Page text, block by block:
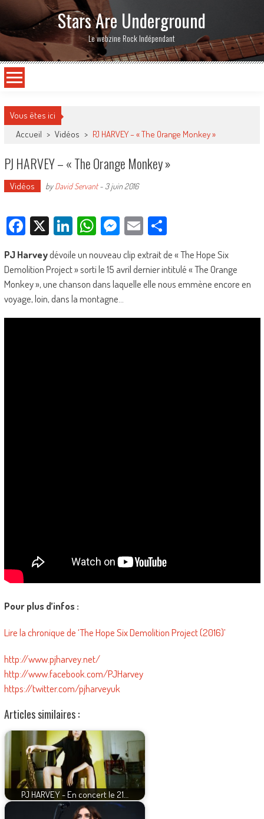
Stars Are Underground
Le webzine Rock Indépendant
Vous êtes ici
Accueil > Vidéos > PJ HARVEY – « The Orange Monkey »
PJ HARVEY – « The Orange Monkey »
Vidéos byDavid Servant- 3 juin 2016
Facebook
X LinkedIn
WhatsApp
Messenger
EmailPartager
PJ Harveydévoile un nouveau clip extrait de « The Hope Six
Demolition Project » sorti le 15 avril dernier intitulé « The Orange
Monkey », une chanson dans laquelle elle nous emmène encore en
voyage, loin, dans la montagne…
Pour plus d’infos :
Lire la chronique de ‘The Hope Six Demolition Project (2016)’
http://www.pjharvey.net/
http://www.facebook.com/PJHarvey
https://twitter.com/pjharveyuk
Articles similaires :
PJ HARVEY - En concert le 21…